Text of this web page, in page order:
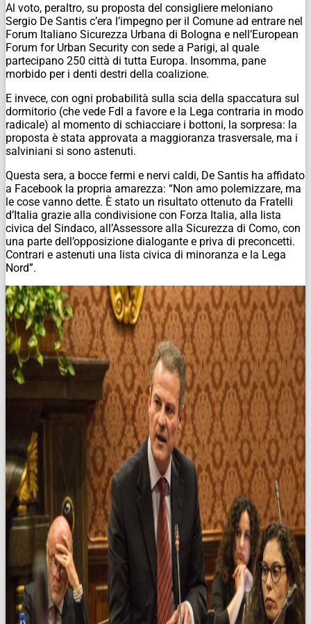
Al voto, peraltro, su proposta del consigliere meloniano
Sergio De Santis c’era l’impegno per il Comune ad entrare nel
Forum Italiano Sicurezza Urbana di Bologna e nell’European
Forum for Urban Security con sede a Parigi, al quale
partecipano 250 città di tutta Europa. Insomma, pane
morbido per i denti destri della coalizione.
E invece, con ogni probabilità sulla scia della spaccatura sul
dormitorio (che vede FdI a favore e la Lega contraria in modo
radicale) al momento di schiacciare i bottoni, la sorpresa: la
proposta è stata approvata a maggioranza trasversale, ma i
salviniani si sono astenuti.
Questa sera, a bocce fermi e nervi caldi, De Santis ha affidato
a Facebook la propria amarezza: “Non amo polemizzare, ma
le cose vanno dette. È stato un risultato ottenuto da Fratelli
d’Italia grazie alla condivisione con Forza Italia, alla lista
civica del Sindaco, all’Assessore alla Sicurezza di Como, con
una parte dell’opposizione dialogante e priva di preconcetti.
Contrari e astenuti una lista civica di minoranza e la Lega
Nord”.